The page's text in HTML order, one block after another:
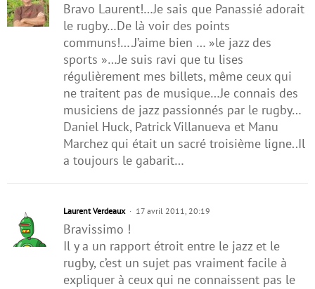
Bravo Laurent!…Je sais que Panassié adorait
le rugby…De là voir des points
communs!….J’aime bien … »le jazz des
sports »…Je suis ravi que tu lises
régulièrement mes billets, même ceux qui
ne traitent pas de musique…Je connais des
musiciens de jazz passionnés par le rugby…
Daniel Huck, Patrick Villanueva et Manu
Marchez qui était un sacré troisième ligne..Il
a toujours le gabarit…
Laurent Verdeaux 17 avril 2011, 20:19
Bravissimo !
Il y a un rapport étroit entre le jazz et le
rugby, c’est un sujet pas vraiment facile à
expliquer à ceux qui ne connaissent pas le